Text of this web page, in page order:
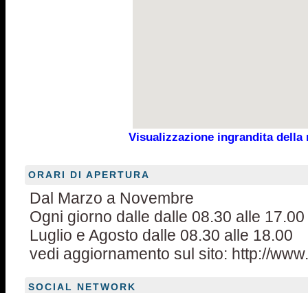
Visualizzazione ingrandita della
ORARI DI APERTURA
Dal Marzo a Novembre
Ogni giorno dalle dalle 08.30 alle
Luglio e Agosto dalle 08.30 alle 18.00
vedi aggiornamento sul sito: http://
SOCIAL NETWORK